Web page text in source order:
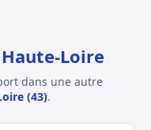
Loire
dans une autre
(43).